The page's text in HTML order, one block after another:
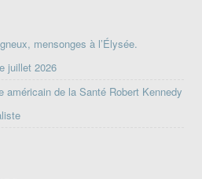
mensonges à l’Élysée.
juillet 2026
américain de la Santé Robert Kennedy